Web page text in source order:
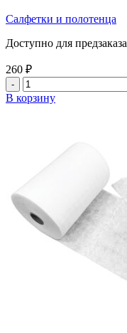
Салфетки и полотенца
Доступно для предзаказа
260 ₽
Количество
товара
В корзину